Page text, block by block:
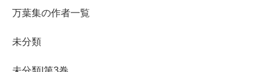
万葉集の作者一覧
未分類